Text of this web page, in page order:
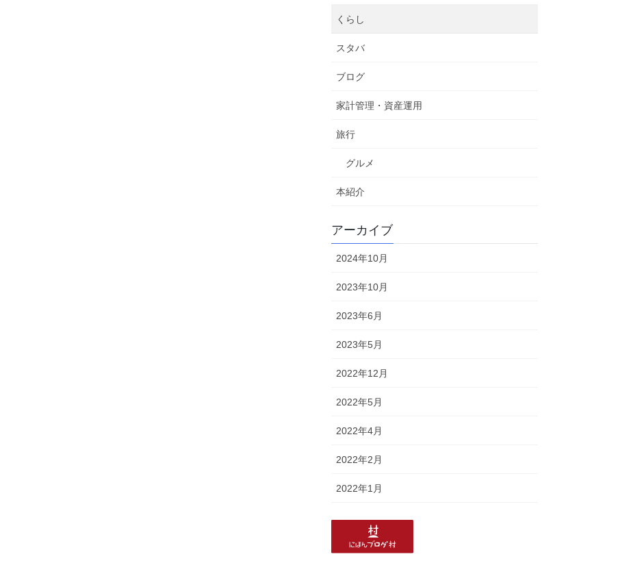
くらし
スタバ
ブログ
家計管理・資産運用
旅行
グルメ
本紹介
アーカイブ
2024年10月
2023年10月
2023年6月
2023年5月
2022年12月
2022年5月
2022年4月
2022年2月
2022年1月